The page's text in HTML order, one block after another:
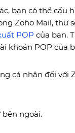
bạn có thể cấu
Zoho Mail, thư
POP của bạn.
khoản POP của
cá nhân đối với
ngoài.